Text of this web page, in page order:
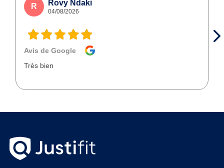
R Rovy Ndaki
04/08/2026
Avis de Google
Très bien